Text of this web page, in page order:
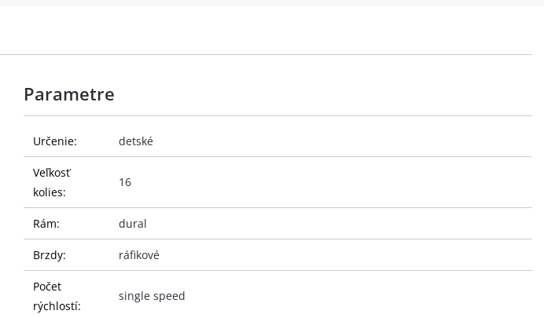
Parametre
Určenie: detské
Veľkosť
kolies:
16
Rám: dural
Brzdy: ráfikové
Počet
rýchlostí:
single speed